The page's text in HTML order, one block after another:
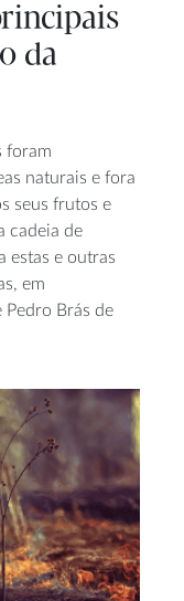
da
foram
naturais e fora
seus frutos e
cadeia de
estas e outras
em
Pedro Brás de